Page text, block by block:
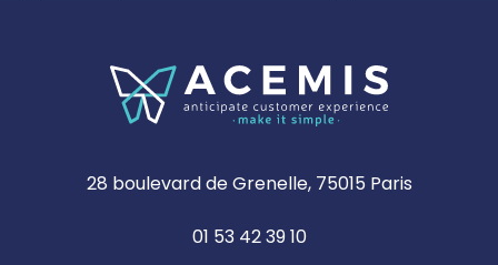
28 boulevard de Grenelle, 75015 Paris
01 53 42 39 10